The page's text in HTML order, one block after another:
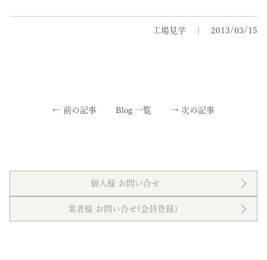
工場見学 2013/03/15
← 前の記事 Blog 一覧 → 次の記事
個人様 お問い合せ
業者様 お問い合せ(会員登録）